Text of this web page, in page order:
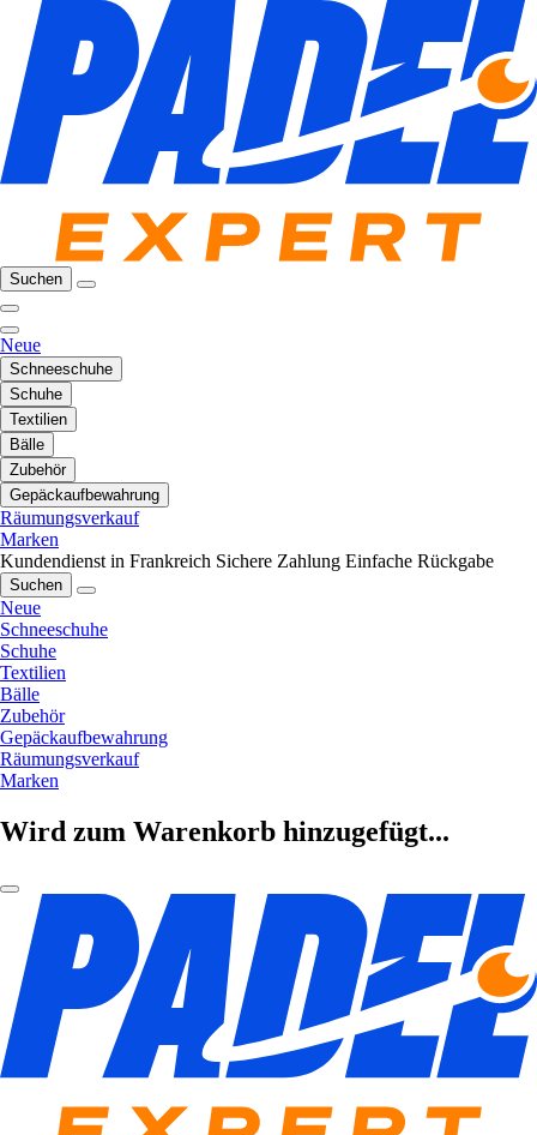
Suchen
Neue
Schneeschuhe
Schuhe
Textilien
Bälle
Zubehör
Gepäckaufbewahrung
Räumungsverkauf
Marken
Kundendienst in Frankreich Sichere Zahlung Einfache Rückgabe
Suchen
Neue
Schneeschuhe
Schuhe
Textilien
Bälle
Zubehör
Gepäckaufbewahrung
Räumungsverkauf
Marken
Wird zum Warenkorb hinzugefügt...